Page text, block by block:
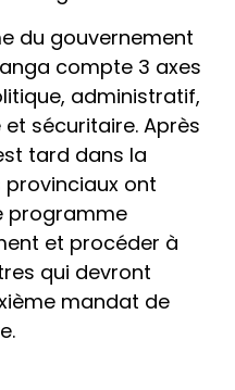
du gouvernement
compte 3 axes
administratif,
sécuritaire. Après
tard dans la
provinciaux ont
programme
et procéder à
qui devront
mandat de